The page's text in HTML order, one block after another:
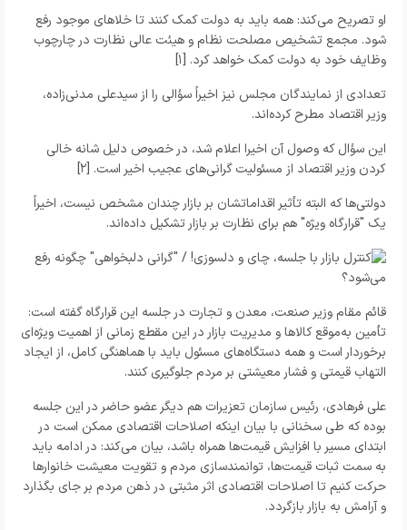
او تصریح می‌کند: همه باید به دولت کمک کنند تا خلاهای موجود رفع
شود. مجمع تشخیص مصلحت نظام و هیئت عالی نظارت در چارچوب
وظایف خود به دولت کمک خواهد کرد. [۱]
تعدادی از نمایندگان مجلس نیز اخیراً سؤالی را از سیدعلی مدنی‌زاده،
وزیر اقتصاد مطرح کرده‌اند.
این سؤال که وصول آن اخیرا اعلام شد، در خصوص دلیل شانه خالی
کردن وزیر اقتصاد از مسئولیت گرانی‌های عجیب اخیر است. [۲]
دولتی‌ها که البته تأثیر اقداماتشان بر بازار چندان مشخص نیست، اخیراً
یک "قرارگاه ویژه" هم برای نظارت بر بازار تشکیل داده‌اند.
قائم مقام وزیر صنعت، معدن و تجارت در جلسه این قرارگاه گفته است:
تأمین به‌موقع کالاها و مدیریت بازار در این مقطع زمانی از اهمیت ویژه‌ای
برخوردار است و همه دستگاه‌های مسئول باید با هماهنگی کامل، از ایجاد
التهاب قیمتی و فشار معیشتی بر مردم جلوگیری کنند.
علی فرهادی، رئیس سازمان تعزیرات هم دیگر عضو حاضر در این جلسه
بوده که طی سخنانی با بیان اینکه اصلاحات اقتصادی ممکن است در
ابتدای مسیر با افزایش قیمت‌ها همراه باشد، بیان می‌کند: در ادامه باید
به سمت ثبات قیمت‌ها، توانمندسازی مردم و تقویت معیشت خانوارها
حرکت کنیم تا اصلاحات اقتصادی اثر مثبتی در ذهن مردم بر جای بگذارد
و آرامش به بازار بازگردد.